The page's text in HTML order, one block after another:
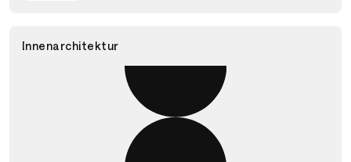
Innenarchitektur